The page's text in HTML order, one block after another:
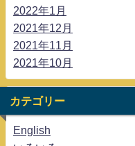
2022年1月
2021年12月
2021年11月
2021年10月
カテゴリー
English